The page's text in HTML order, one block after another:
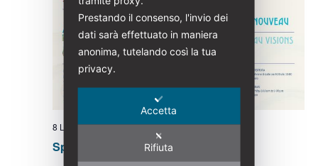
Spirali marine e visioni Art Nouveau
8 Luglio @ 8:00-30 Agosto @ 13:00
Prestando il consenso, l'invio dei
dati sarà effettuato in maniera
anonima, tutelando così la tua
privacy.
Accetta
Rifiuta